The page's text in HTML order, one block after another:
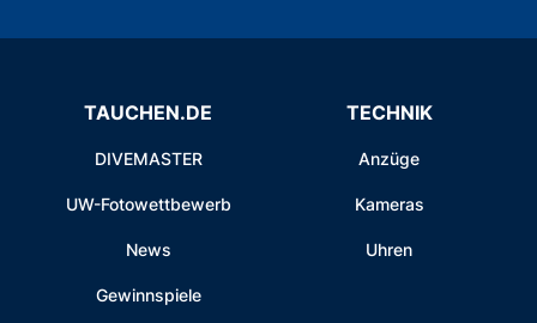
TAUCHEN.DE
DIVEMASTER
UW-Fotowettbewerb
News
Gewinnspiele
TECHNIK
Anzüge
Kameras
Uhren